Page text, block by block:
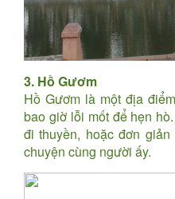
3. Hồ Gươm
Hồ Gươm là một địa
bao giờ lỗi mốt để hẹn
đi thuyền, hoặc đơn
chuyện cùng người ấy.